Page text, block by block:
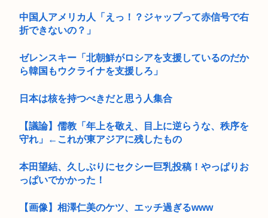
中国人アメリカ人「えっ！？ジャップって赤信号で右
折できないの？」
ゼレンスキー「北朝鮮がロシアを支援しているのだか
ら韓国もウクライナを支援しろ」
日本は核を持つべきだと思う人集合
【議論】儒教「年上を敬え、目上に逆らうな、秩序を
守れ」←これが東アジアに残したもの
本田望結、久しぶりにセクシー巨乳投稿！やっぱりお
っぱいでかかった！
【画像】相澤仁美のケツ、エッチ過ぎるwww